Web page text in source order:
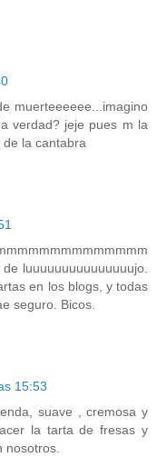
muerteeeeee...imagino
verdad? jeje pues m la
la cantabra
luuuuuuuuuuuuuuujo.
en los blogs, y todas
seguro. Bicos.
15:53
suave , cremosa y
la tarta de fresas y
nosotros.